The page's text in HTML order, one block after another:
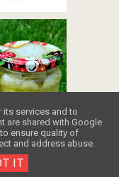
Jak zrobić,
services and to
are shared with Google
ensure quality of
and address abuse.
IT